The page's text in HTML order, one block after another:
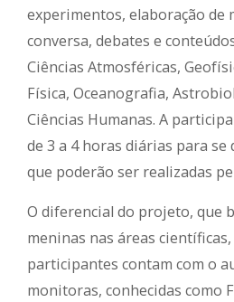
experimentos, elaboração de
conversa, debates e
Ciências Atmosféricas,
Física, Oceanografia,
Ciências Humanas. A
de 3 a 4 horas diárias para se
que poderão ser realizadas
O diferencial do projeto, que
meninas nas áreas científicas,
participantes contam com o
monitoras, conhecidas como